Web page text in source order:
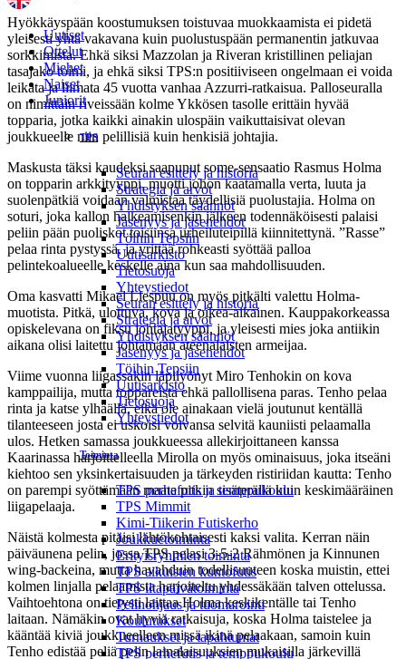
Uutiset
Ottelut
Miehet
Naiset
Juniorit
TPS
Seuran esittely ja historia
Strategia ja arvot
Yhdistyksen säännöt
Jäsenyys ja jäsenehdot
Töihin Tepsiin
Uutisarkisto
Tietosuoja
Yhteystiedot
Seuran esittely ja historia
Strategia ja arvot
Yhdistyksen säännöt
Jäsenyys ja jäsenehdot
Töihin Tepsiin
Uutisarkisto
Tietosuoja
Yhteystiedot
Toiminta
TPS perhefutis ja temppukoulu
TPS Mimmit
Kimi-Tiikerin Futiskerho
Joukkuetoiminta
Erityisryhmien toiminta
TPS aikuisten kuntofutis
TPS iltapäivätoiminta
Pelinohjaus ja tuomarointi
Koulutukset
Turnaukset ja tapahtumat
TPS perhefutis ja temppukoulu
Hyökkäyspään koostumuksen toistuvaa muokkaamista ei pidetä
yleisesti yhtä vakavana kuin puolustuspään permanentin jatkuvaa
sorkkimista. Ehkä siksi Mazzolan ja Riveran kristillinen peliajan
tasajako toimi, ja ehkä siksi TPS:n positiiviseen ongelmaan ei voida
leikata ja liimata 45 vuotta vanhaa Azzurri-ratkaisua. Palloseuralla
on nimittäin riveissään kolme Ykkösen tasolle erittäin hyvää
topparia, jotka kaikki ainakin ulospäin vaikuttaisivat olevan
joukkueelle niin pelillisiä kuin henkisiä johtajia.
Maskusta täksi kaudeksi saapunut some-sensaatio Rasmus Holma
on topparin arkkityyppi, muotti johon kaatamalla verta, luuta ja
suolenpätkiä voidaan valmistaa täydellisiä puolustajia. Holma on
soturi, joka kallon halkeamisenkin jälkeen todennäköisesti palaisi
peliin pään puoliskot toisiinsa urheiluteipillä kiinnitettynä. ”Rasse”
pelaa rinta pystyssä, ja yrittää rohkeasti syöttää palloa
pelintekoalueelle keskelle aina kun saa mahdollisuuden.
Oma kasvatti Mikael Liespuu on myös pitkälti valettu Holma-
muotista. Pitkä, ulottuva, kova ja oikea-aikainen. Kauppakorkeassa
opiskelevana on fiksu johtajatyyppi, ja yleisesti mies joka antiikin
aikana olisi laitettu johtamaan ateenalaisten armeijaa.
Viime vuonna liigassakin läpilyönyt Miro Tenhokin on kova
kamppailija, mutta toppareista ehkä pallollisena paras. Tenho pelaa
rinta ja katse ylhäällä, eikä ole ainakaan vielä joutunut kentällä
tilanteeseen josta ei uskoisi voivansa selvitä kauniisti pelaamalla
ulos. Hetken samassa joukkueessa allekirjoittaneen kanssa
Kaarinassa harjoittelleella Mirolla on myös ominaisuus, joka itseäni
kiehtoo sen yksinkertaisuuden ja tärkeyden ristiriidan kautta: Tenho
on parempi syöttämään maata pitkin sisäterällä kuin keskimääräinen
liigapelaaja.
Näistä kolmesta pitäisi lähtökohtaisesti kaksi valita. Kerran näin
päiväunena pelin, jossa TPS pelasi 3-5-2 Rähmönen ja Kinnunen
wing-backeina, mutta havahduin todellisuuteen koska muistin, ettei
kolmen linjalla pelaamista harjoiteltu yhdessäkään talven ottelussa.
Vaihtoehtona on tietysti laittaa Holma keskikentälle tai Tenho
laitaan. Nämäkin ovat hyviä ratkaisuja, koska Holma taistelee ja
kääntää kiviä joukkueelleen missä ikinä pelaakaan, samoin kuin
Tenho edistää peliä pelin lainalaisuuksien mukaisilla järkevillä